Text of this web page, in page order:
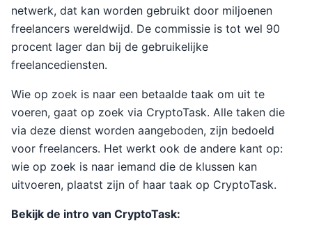
netwerk, dat kan worden gebruikt door miljoenen
freelancers wereldwijd. De commissie is tot wel 90
procent lager dan bij de gebruikelijke
freelancediensten.
Wie op zoek is naar een betaalde taak om uit te
voeren, gaat op zoek via CryptoTask. Alle taken die
via deze dienst worden aangeboden, zijn bedoeld
voor freelancers. Het werkt ook de andere kant op:
wie op zoek is naar iemand die de klussen kan
uitvoeren, plaatst zijn of haar taak op CryptoTask.
Bekijk de intro van CryptoTask: